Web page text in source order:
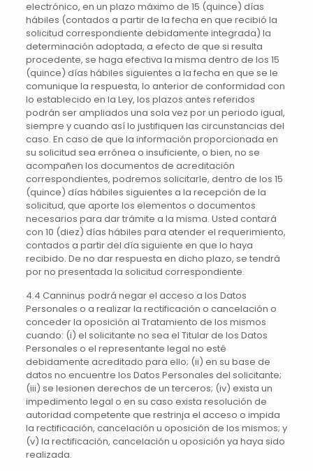
electrónico, en un plazo máximo de 15 (quince) días
hábiles (contados a partir de la fecha en que recibió la
solicitud correspondiente debidamente integrada) la
determinación adoptada, a efecto de que si resulta
procedente, se haga efectiva la misma dentro de los 15
(quince) días hábiles siguientes a la fecha en que se le
comunique la respuesta, lo anterior de conformidad con
lo establecido en la Ley, los plazos antes referidos
podrán ser ampliados una sola vez por un periodo igual,
siempre y cuando así lo justifiquen las circunstancias del
caso. En caso de que la información proporcionada en
su solicitud sea errónea o insuficiente, o bien, no se
acompañen los documentos de acreditación
correspondientes, podremos solicitarle, dentro de los 15
(quince) días hábiles siguientes a la recepción de la
solicitud, que aporte los elementos o documentos
necesarios para dar trámite a la misma. Usted contará
con 10 (diez) días hábiles para atender el requerimiento,
contados a partir del día siguiente en que lo haya
recibido. De no dar respuesta en dicho plazo, se tendrá
por no presentada la solicitud correspondiente.
4.4 Canninus podrá negar el acceso a los Datos
Personales o a realizar la rectificación o cancelación o
conceder la oposición al Tratamiento de los mismos
cuando: (i) el solicitante no sea el Titular de los Datos
Personales o el representante legal no esté
debidamente acreditado para ello; (ii) en su base de
datos no encuentre los Datos Personales del solicitante;
(iii) se lesionen derechos de un terceros; (iv) exista un
impedimento legal o en su caso exista resolución de
autoridad competente que restrinja el acceso o impida
la rectificación, cancelación u oposición de los mismos; y
(v) la rectificación, cancelación u oposición ya haya sido
realizada.